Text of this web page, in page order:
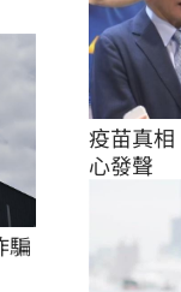
騙
疫苗真
心發聲